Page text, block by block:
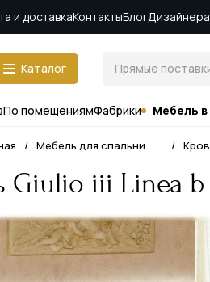
и доставкаКонтактыБлог
Каталог
По помещениямФабрики Мебель
Мебель для спальни
Giulio iii Linea